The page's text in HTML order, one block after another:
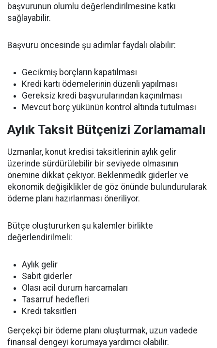
başvurunun olumlu değerlendirilmesine katkı
sağlayabilir.
Başvuru öncesinde şu adımlar faydalı olabilir:
Gecikmiş borçların kapatılması
Kredi kartı ödemelerinin düzenli yapılması
Gereksiz kredi başvurularından kaçınılması
Mevcut borç yükünün kontrol altında tutulması
Aylık Taksit Bütçenizi Zorlamamalı
Uzmanlar, konut kredisi taksitlerinin aylık gelir
üzerinde sürdürülebilir bir seviyede olmasının
önemine dikkat çekiyor. Beklenmedik giderler ve
ekonomik değişiklikler de göz önünde bulundurularak
ödeme planı hazırlanması öneriliyor.
Bütçe oluştururken şu kalemler birlikte
değerlendirilmeli:
Aylık gelir
Sabit giderler
Olası acil durum harcamaları
Tasarruf hedefleri
Kredi taksitleri
Gerçekçi bir ödeme planı oluşturmak, uzun vadede
finansal dengeyi korumaya yardımcı olabilir.